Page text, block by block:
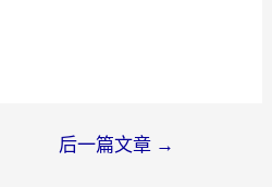
后一篇文章 →